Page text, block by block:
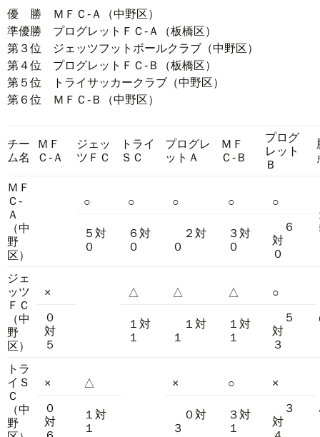
優 勝 ＭＦＣ-Ａ（中野区）
準優勝 プログレットＦＣ-Ａ（板橋区）
第３位 ジェッツフットボールクラブ（中野区）
第４位 プログレットＦＣ-Ｂ（板橋区）
第５位 トライサッカークラブ（中野区）
第６位 ＭＦＣ-Ｂ（中野区）
チー
ム名
ＭＦ
Ｃ-Ａ
ジェッ
ツＦＣ
トライ
ＳＣ
プログレ
ットＡ
ＭＦ
Ｃ-Ｂ
プログ
レット
Ｂ
ＭＦ
Ｃ-
Ａ
（中
野
区）
○ ○ ○ ○
○
５対
０
６対
０
２対
０
３対
０
６
対
０
ジェ
ッツ
ＦＣ
（中
野
区）
× △ △ △ ○
０
対
５
１対
１
１対
１
１対
１
５
対
３
トラ
イＳ
Ｃ
（中
野
× △ × ○ ×
０
対
１対
１
０対
３
３対
１
３
対